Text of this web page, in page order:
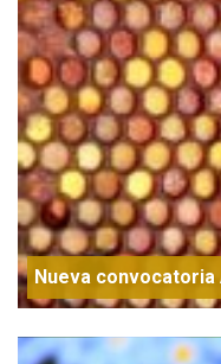
Nueva convocatoria